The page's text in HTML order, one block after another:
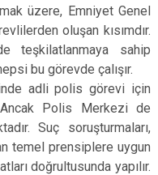
üzere, Emniyet Genel
oluşan kısımdır.
teşkilatlanmaya sahip
bu görevde çalışır.
adli polis görevi için
Polis Merkezi de
Suç soruşturmaları,
temel prensiplere uygun
doğrultusunda yapılır.